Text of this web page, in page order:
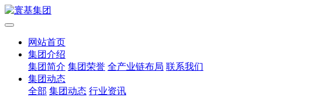
网站首页
集团介绍
集团简介 集团荣誉 全产业链布局 联系我们
集团动态
全部 集团动态 行业资讯